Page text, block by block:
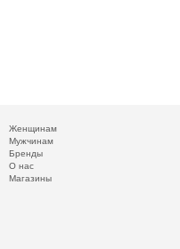
Женщинам
Мужчинам
Бренды
О нас
Магазины